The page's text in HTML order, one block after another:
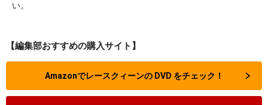
い。
【編集部おすすめの購入サイト】
Amazonでレースクィーンの DVD をチェック！